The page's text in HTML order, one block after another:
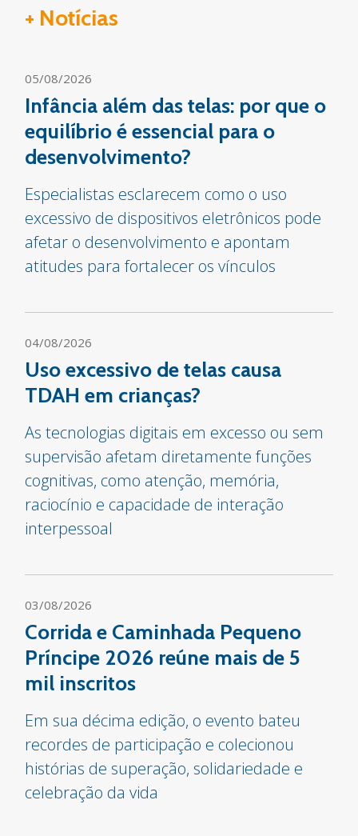
+ Notícias
05/08/2026
Infância além das telas: por que o
equilíbrio é essencial para o
desenvolvimento?
Especialistas esclarecem como o uso
excessivo de dispositivos eletrônicos pode
afetar o desenvolvimento e apontam
atitudes para fortalecer os vínculos
04/08/2026
Uso excessivo de telas causa
TDAH em crianças?
As tecnologias digitais em excesso ou sem
supervisão afetam diretamente funções
cognitivas, como atenção, memória,
raciocínio e capacidade de interação
interpessoal
03/08/2026
Corrida e Caminhada Pequeno
Príncipe 2026 reúne mais de 5
mil inscritos
Em sua décima edição, o evento bateu
recordes de participação e colecionou
histórias de superação, solidariedade e
celebração da vida